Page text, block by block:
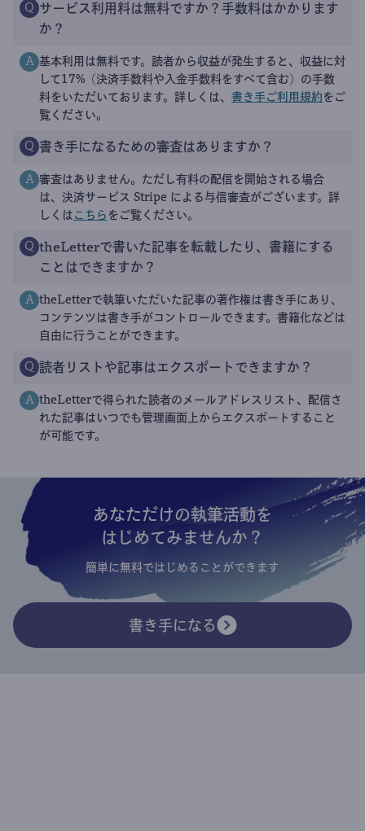
Q サービス利用料は無料ですか？手数料はかかります
か？
A 基本利用は無料です。読者から収益が発生すると、収益に対
して17%（決済手数料や入金手数料をすべて含む）の手数
料をいただいております。詳しくは、 書き手ご利用規約 をご
覧ください。
Q 書き手になるための審査はありますか？
A 審査はありません。ただし有料の配信を開始される場合
は、決済サービス Stripe による与信審査がございます。詳
しくは こちら をご覧ください。
Q theLetterで書いた記事を転載したり、書籍にする
ことはできますか？
A theLetterで執筆いただいた記事の著作権は書き手にあり、
コンテンツは書き手がコントロールできます。書籍化などは
自由に行うことができます。
Q 読者リストや記事はエクスポートできますか？
A theLetterで得られた読者のメールアドレスリスト、配信さ
れた記事はいつでも管理画面上からエクスポートすること
が可能です。
あなただけの執筆活動を
はじめてみませんか？
簡単に無料ではじめることができます
書き手になる